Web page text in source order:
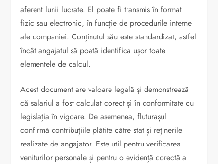
aferent lunii lucrate. El poate fi transmis în format
fizic sau electronic, în funcție de procedurile interne
ale companiei. Conținutul său este standardizat, astfel
încât angajatul să poată identifica ușor toate
elementele de calcul.
Acest document are valoare legală și demonstrează
că salariul a fost calculat corect și în conformitate cu
legislația în vigoare. De asemenea, fluturașul
confirmă contribuțiile plătite către stat și reținerile
realizate de angajator. Este util pentru verificarea
veniturilor personale și pentru o evidență corectă a